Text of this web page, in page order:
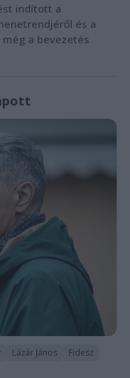
indított a
és a
a bevezetés
Lázár János
Fidesz